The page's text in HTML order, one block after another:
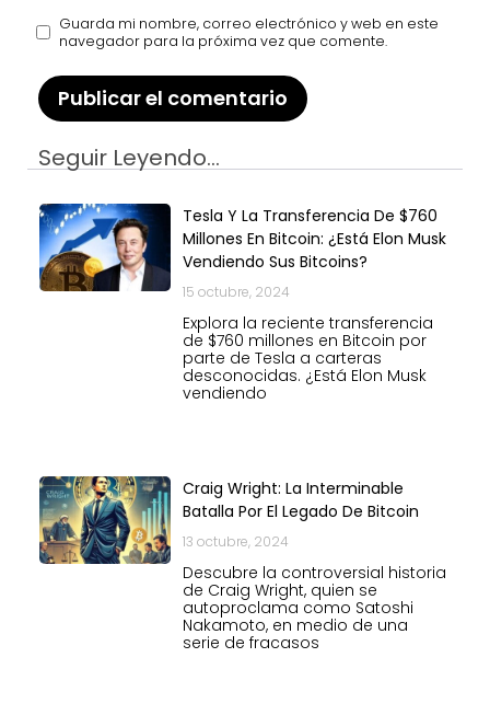
Guarda mi nombre, correo electrónico y web en este
navegador para la próxima vez que comente.
Seguir Leyendo...
Tesla Y La Transferencia De $760
Millones En Bitcoin: ¿Está Elon Musk
Vendiendo Sus Bitcoins?
15 octubre, 2024
Explora la reciente transferencia
de $760 millones en Bitcoin por
parte de Tesla a carteras
desconocidas. ¿Está Elon Musk
vendiendo
Craig Wright: La Interminable
Batalla Por El Legado De Bitcoin
13 octubre, 2024
Descubre la controversial historia
de Craig Wright, quien se
autoproclama como Satoshi
Nakamoto, en medio de una
serie de fracasos